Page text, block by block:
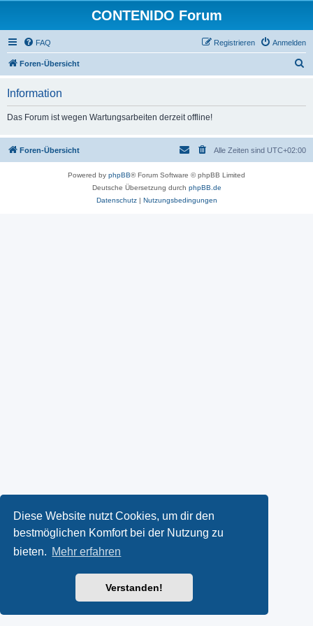
Diese Website nutzt Cookies, um dir den
bestmöglichen Komfort bei der Nutzung zu
bieten. Mehr erfahren
Verstanden!
CONTENIDO Forum
FAQ Anmelden
Registrieren
Foren-Übersicht
Information
Das Forum ist wegen Wartungsarbeiten derzeit offline!
Foren-Übersicht Alle Zeiten sind UTC+02:00
Powered by phpBB® Forum Software © phpBB Limited
Deutsche Übersetzung durch phpBB.de
Datenschutz| Nutzungsbedingungen